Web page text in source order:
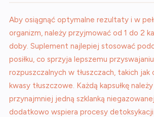
Aby osiągnąć optymalne rezultaty i w
organizm, należy przyjmować od 1 do 2
doby. Suplement najlepiej stosować
posiłku, co sprzyja lepszemu
rozpuszczalnych w tłuszczach, takich jak
kwasy tłuszczowe. Każdą kapsułkę
przynajmniej jedną szklanką
dodatkowo wspiera procesy detoksykacji